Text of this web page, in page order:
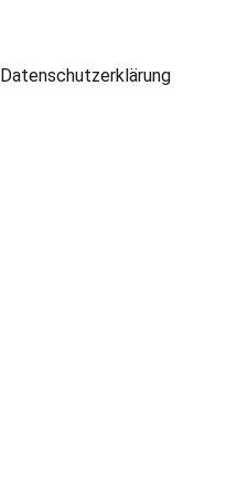
Datenschutzerklärung